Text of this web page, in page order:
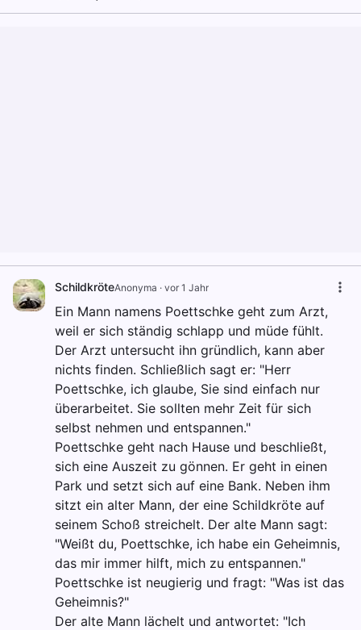
SchildkröteAnonyma · vor 1 Jahr
Ein Mann namens Poettschke geht zum Arzt,
weil er sich ständig schlapp und müde fühlt.
Der Arzt untersucht ihn gründlich, kann aber
nichts finden. Schließlich sagt er: "Herr
Poettschke, ich glaube, Sie sind einfach nur
überarbeitet. Sie sollten mehr Zeit für sich
selbst nehmen und entspannen."
Poettschke geht nach Hause und beschließt,
sich eine Auszeit zu gönnen. Er geht in einen
Park und setzt sich auf eine Bank. Neben ihm
sitzt ein alter Mann, der eine Schildkröte auf
seinem Schoß streichelt. Der alte Mann sagt:
"Weißt du, Poettschke, ich habe ein Geheimnis,
das mir immer hilft, mich zu entspannen."
Poettschke ist neugierig und fragt: "Was ist das
Geheimnis?"
Der alte Mann lächelt und antwortet: "Ich